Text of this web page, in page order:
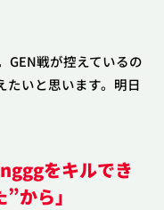
GEN戦が控えているの
たいと思います。明日
をキルでき
から」